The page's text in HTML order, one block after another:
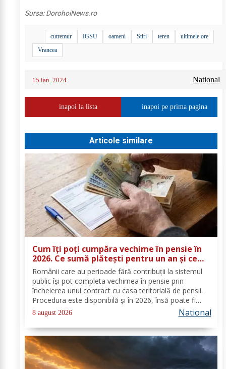
Sursa:DorohoiNews.ro
cutremur IGSU oameni Stiri teren
ultimele ore
Vrancea
15 ian. 2024 National
inapoi la lista inapoi pe prima pagina
Articole similare
Cum îți poți cumpăra vechime în pensie în
2026. Ce sumă plătești pentru un an și ce
documente trebuie depuse
Românii care au perioade fără contribuții la sistemul
public își pot completa vechimea în pensie prin
încheierea unui contract cu casa teritorială de pensii.
Procedura este disponibilă și în 2026, însă poate fi
folosită doar în condițiile prevăzute de lege. Costul
depinde de salariul minim brut...
8 august 2026 National